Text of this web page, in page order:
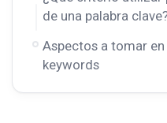
de una palabra
Aspectos a tomar
keywords